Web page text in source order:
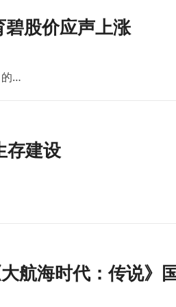
碧股价应声上涨
的…
存建设
航海时代：传说》